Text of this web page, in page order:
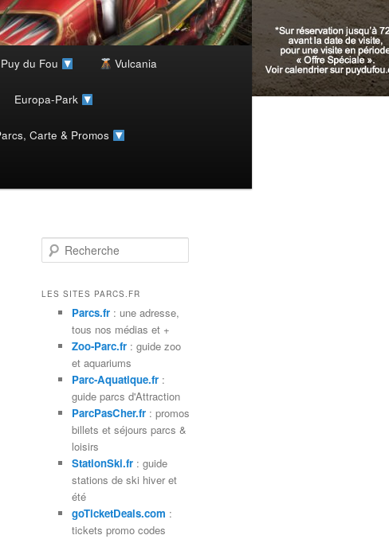
Puy du Fou Vulcania
Europa-Park
Carte & Promos
e
h
LES SITES PARCS.FR
Parcs.fr: une adresse,
tous nos médias et +
Zoo-Parc.fr: guide zoo
et aquariums
Parc-Aquatique.fr:
guide parcs d'Attraction
ParcPasCher.fr: promos
billets et séjours parcs &
loisirs
StationSki.fr: guide
stations de ski hiver et
été
goTicketDeals.com :
tickets promo codes